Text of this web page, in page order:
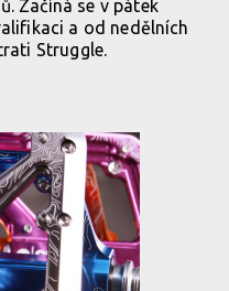
Začíná se v pátek
a od nedělních
Struggle.